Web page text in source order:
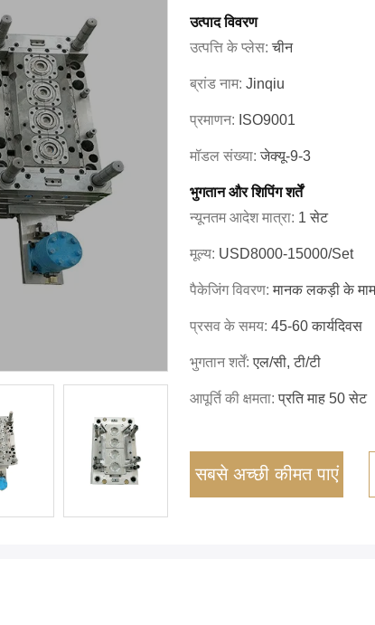
उत्पाद विवरण
उत्पत्ति के प्लेस:चीन
ब्रांड नाम: Jinqiu
प्रमाणन: ISO9001
मॉडल संख्या:जेक्यू-9-3
भुगतान और शिपिंग शर्तें
न्यूनतम आदेश मात्रा: 1 सेट
मूल्य: USD8000-15000/set
पैकेजिंग विवरण:मानक लकड़ी के
प्रसव के समय: 45-60 कार्यदिवस
भुगतान शर्तें:एल/सी, टी/टी
आपूर्ति की क्षमता:प्रति माह 50 सेट
सबसे अच्छी कीमत पाएं